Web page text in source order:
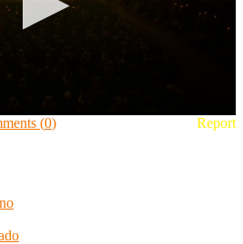
primer enlace
Requerido
botón para desbloquear este
primer enlace
(0)
Report